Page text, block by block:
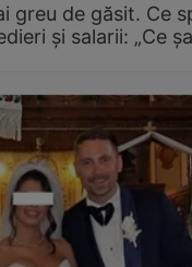
greu de găsit. Ce
și salarii: „Ce